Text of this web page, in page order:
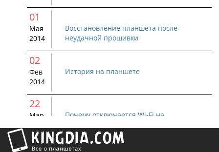
01
Мая
2014
Восстановление планшета после
неудачной прошивки
02
Фев
2014
История на планшете
22
Мар
Почему отключается Wi-Fi на
01